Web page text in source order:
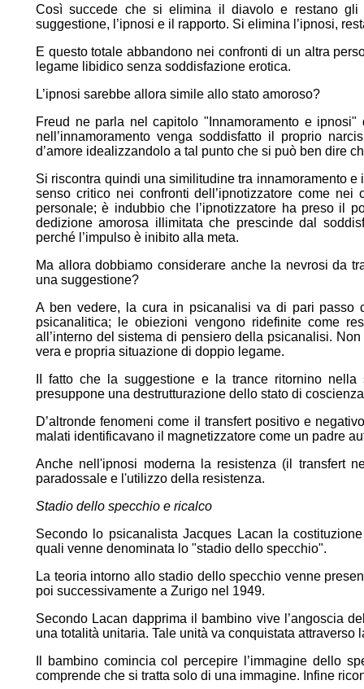
Così succede che si elimina il diavolo e restano
suggestione, l’ipnosi e il rapporto. Si elimina l’ipnosi,
E questo totale abbandono nei confronti di un altra
legame libidico senza soddisfazione erotica.
L’ipnosi sarebbe allora simile allo stato amoroso?
Freud ne parla nel capitolo "Innamoramento e
nell’innamoramento venga soddisfatto il proprio
d’amore idealizzandolo a tal punto che si può ben dire
Si riscontra quindi una similitudine tra innamoramento
senso critico nei confronti dell’ipnotizzatore come
personale; è indubbio che l’ipnotizzatore ha preso il
dedizione amorosa illimitata che prescinde dal
perché l’impulso è inibito alla meta.
Ma allora dobbiamo considerare anche la nevrosi da
una suggestione?
A ben vedere, la cura in psicanalisi va di pari passo
psicanalitica; le obiezioni vengono ridefinite come
all’interno del sistema di pensiero della psicanalisi.
vera e propria situazione di doppio legame.
II fatto che la suggestione e la trance ritornino
presuppone una destrutturazione dello stato di
D’altronde fenomeni come il transfert positivo e
malati identificavano il magnetizzatore come un padre
Anche nell'ipnosi moderna la resistenza (il transfert
paradossale e l'utilizzo della resistenza.
Stadio dello specchio e ricalco
Secondo lo psicanalista Jacques Lacan la
quali venne denominata lo "stadio dello specchio".
La teoria intorno allo stadio dello specchio venne
poi successivamente a Zurigo nel 1949.
Secondo Lacan dapprima il bambino vive l’angoscia
una totalità unitaria. Tale unità va conquistata attraverso
Il bambino comincia col percepire l’immagine dello
comprende che si tratta solo di una immagine. Infine